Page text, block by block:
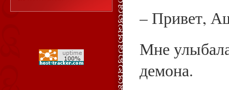
– Привет,
Мне
демона.